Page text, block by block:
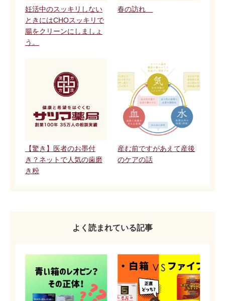
妊活中のスッキリしない
ときにはCHOスッキリで
腸をクリーンにしましょ
う。
春の訪れ
【驚き】医者のお墨付
き？ネットで人気の歯磨
き粉
産む前ですがあえて産後
のケアの話
よく読まれている記事